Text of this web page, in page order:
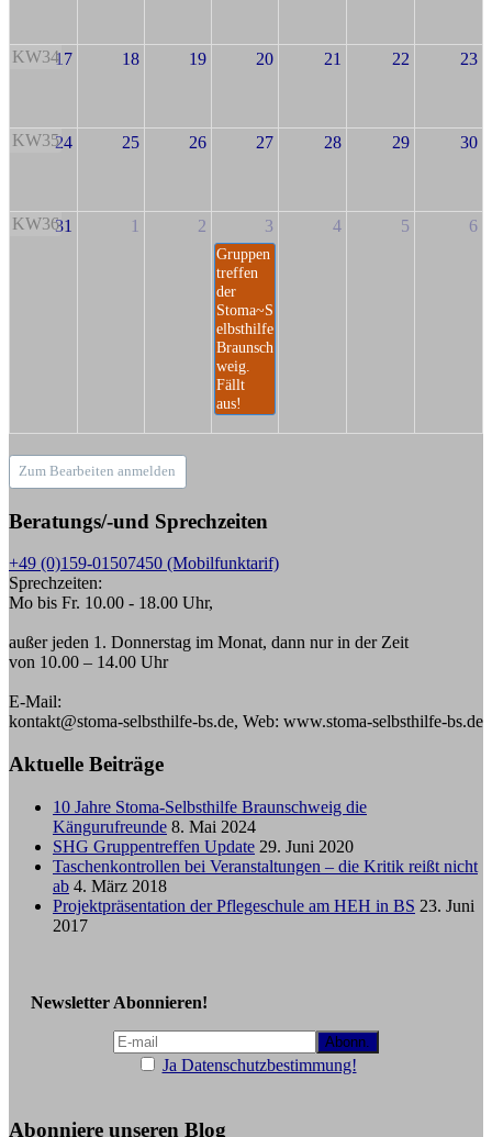
KW3417 18 19 20 21 22 23
KW3524 25 26 27 28 29 30
KW3631 1 2 3
Gruppen
treffen
der
Stoma~S
elbsthilfe
Braunsch
weig.
Fällt
aus!
4 5 6
Zum Bearbeiten anmelden
Beratungs/-und Sprechzeiten
+49 (0)159-01507450 (Mobilfunktarif)
Sprechzeiten:
Mo bis Fr. 10.00 - 18.00 Uhr,
außer jeden 1. Donnerstag im Monat, dann nur in der Zeit
von 10.00 – 14.00 Uhr
E-Mail:
kontakt@stoma-selbsthilfe-bs.de, Web: www.stoma-selbsthilfe-bs.de
Aktuelle Beiträge
10 Jahre Stoma-Selbsthilfe Braunschweig die
Kängurufreunde 8. Mai 2024
SHG Gruppentreffen Update 29. Juni 2020
Taschenkontrollen bei Veranstaltungen – die Kritik reißt nicht
ab 4. März 2018
Projektpräsentation der Pflegeschule am HEH in BS 23. Juni
2017
Newsletter Abonnieren!
Ja Datenschutzbestimmung!
Abonniere unseren Blog